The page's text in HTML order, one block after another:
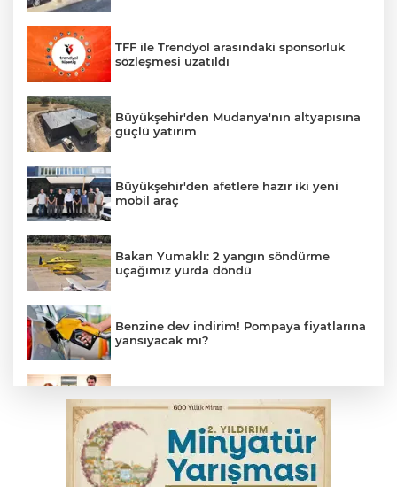
TFF ile Trendyol arasındaki sponsorluk
sözleşmesi uzatıldı
Büyükşehir'den Mudanya'nın altyapısına
güçlü yatırım
Büyükşehir'den afetlere hazır iki yeni
mobil araç
Bakan Yumaklı: 2 yangın söndürme
uçağımız yurda döndü
Benzine dev indirim! Pompaya fiyatlarına
yansıyacak mı?
bir araya geldi
Bursa'da alkollü sürücü mahalleyi savaş
alanına çevirdi